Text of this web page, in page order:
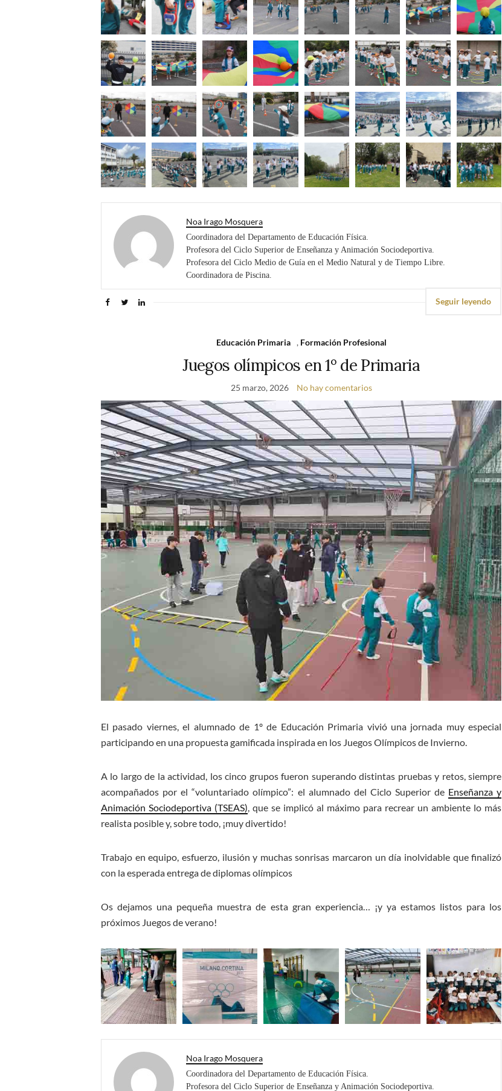
Noa Irago Mosquera
Coordinadora del Departamento de Educación Física.
Profesora del Ciclo Superior de Enseñanza y Animación Sociodeportiva.
Profesora del Ciclo Medio de Guía en el Medio Natural y de Tiempo Libre.
Coordinadora de Piscina.
Seguir leyendo
Educación Primaria , Formación Profesional
Juegos olímpicos en 1º de Primaria
25 marzo, 2026 No hay comentarios
El pasado viernes, el alumnado de 1º de Educación Primaria vivió una jornada muy especial
participando en una propuesta gamificada inspirada en los Juegos Olímpicos de Invierno.
A lo largo de la actividad, los cinco grupos fueron superando distintas pruebas y retos, siempre
acompañados por el “voluntariado olímpico”: el alumnado del Ciclo Superior de Enseñanza y
Animación Sociodeportiva (TSEAS), que se implicó al máximo para recrear un ambiente lo más
realista posible y, sobre todo, ¡muy divertido!
Trabajo en equipo, esfuerzo, ilusión y muchas sonrisas marcaron un día inolvidable que finalizó
con la esperada entrega de diplomas olímpicos
Os dejamos una pequeña muestra de esta gran experiencia… ¡y ya estamos listos para los
próximos Juegos de verano!
Noa Irago Mosquera
Coordinadora del Departamento de Educación Física.
Profesora del Ciclo Superior de Enseñanza y Animación Sociodeportiva.